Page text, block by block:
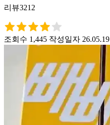
리뷰3212
조회수 1,445 작성일자 26.05.19